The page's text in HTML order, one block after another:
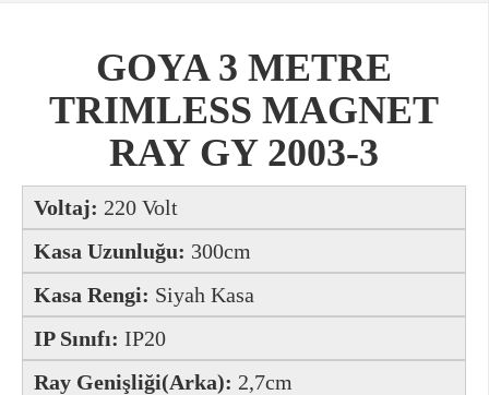
GOYA 3 METRE
TRIMLESS MAGNET
RAY GY 2003-3
Voltaj: 220 Volt
Kasa Uzunluğu: 300cm
Kasa Rengi: Siyah Kasa
IP Sınıfı: IP20
Ray Genişliği(Arka): 2,7cm